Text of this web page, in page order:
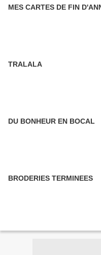
MES CARTES DE FIN
TRALALA
DU BONHEUR EN BOCAL
BRODERIES TERMINEES